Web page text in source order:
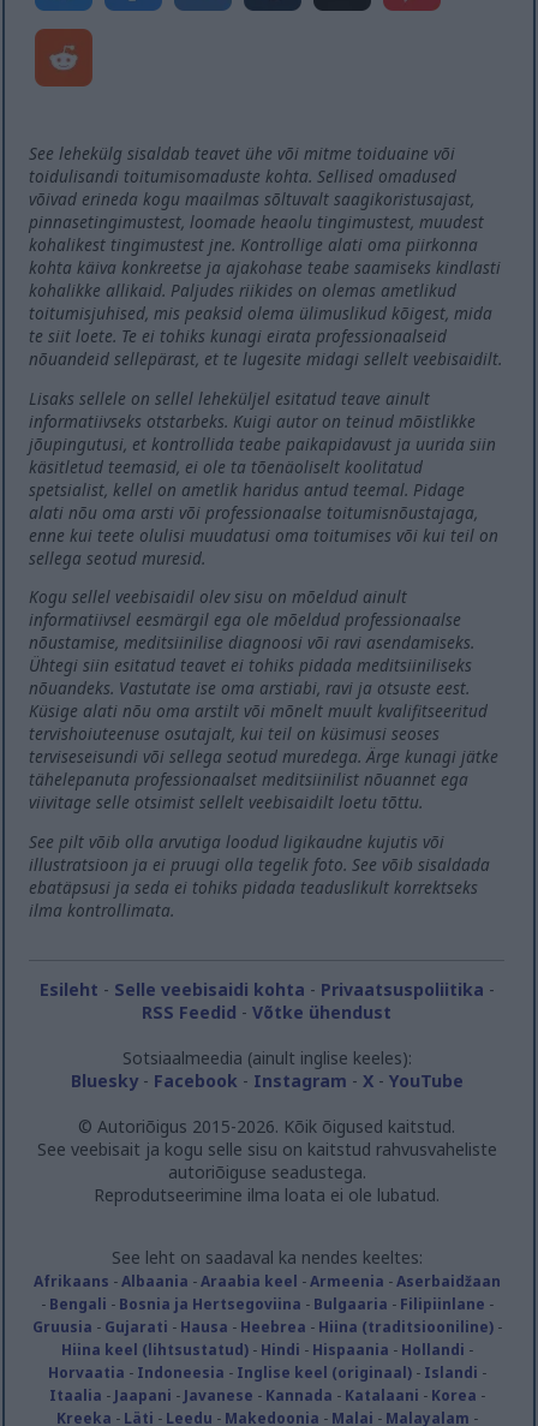
See lehekülg sisaldab teavet ühe või mitme toiduaine või
toidulisandi toitumisomaduste kohta. Sellised omadused
võivad erineda kogu maailmas sõltuvalt saagikoristusajast,
pinnasetingimustest, loomade heaolu tingimustest, muudest
kohalikest tingimustest jne. Kontrollige alati oma piirkonna
kohta käiva konkreetse ja ajakohase teabe saamiseks kindlasti
kohalikke allikaid. Paljudes riikides on olemas ametlikud
toitumisjuhised, mis peaksid olema ülimuslikud kõigest, mida
te siit loete. Te ei tohiks kunagi eirata professionaalseid
nõuandeid sellepärast, et te lugesite midagi sellelt veebisaidilt.
Lisaks sellele on sellel leheküljel esitatud teave ainult
informatiivseks otstarbeks. Kuigi autor on teinud mõistlikke
jõupingutusi, et kontrollida teabe paikapidavust ja uurida siin
käsitletud teemasid, ei ole ta tõenäoliselt koolitatud
spetsialist, kellel on ametlik haridus antud teemal. Pidage
alati nõu oma arsti või professionaalse toitumisnõustajaga,
enne kui teete olulisi muudatusi oma toitumises või kui teil on
sellega seotud muresid.
Kogu sellel veebisaidil olev sisu on mõeldud ainult
informatiivsel eesmärgil ega ole mõeldud professionaalse
nõustamise, meditsiinilise diagnoosi või ravi asendamiseks.
Ühtegi siin esitatud teavet ei tohiks pidada meditsiiniliseks
nõuandeks. Vastutate ise oma arstiabi, ravi ja otsuste eest.
Küsige alati nõu oma arstilt või mõnelt muult kvalifitseeritud
tervishoiuteenuse osutajalt, kui teil on küsimusi seoses
terviseseisundi või sellega seotud muredega. Ärge kunagi jätke
tähelepanuta professionaalset meditsiinilist nõuannet ega
viivitage selle otsimist sellelt veebisaidilt loetu tõttu.
See pilt võib olla arvutiga loodud ligikaudne kujutis või
illustratsioon ja ei pruugi olla tegelik foto. See võib sisaldada
ebatäpsusi ja seda ei tohiks pidada teaduslikult korrektseks
ilma kontrollimata.
Esileht - Selle veebisaidi kohta - Privaatsuspoliitika -
RSS Feedid -Võtke ühendust
Sotsiaalmeedia (ainult inglise keeles):
Bluesky- Facebook - Instagram - X- YouTube
© Autoriõigus 2015-2026. Kõik õigused kaitstud.
See veebisait ja kogu selle sisu on kaitstud rahvusvaheliste
autoriõiguse seadustega.
Reprodutseerimine ilma loata ei ole lubatud.
See leht on saadaval ka nendes keeltes:
Afrikaans -Albaania -Araabia keel -Armeenia -Aserbaidžaan
- Bengali - Bosnia ja Hertsegoviina - Bulgaaria - Filipiinlane -
Gruusia - Gujarati - Hausa - Heebrea - Hiina (traditsiooniline)-
Hiina keel (lihtsustatud)- Hindi - Hispaania - Hollandi -
Horvaatia - Indoneesia - Inglise keel (originaal)- Islandi -
Itaalia - Jaapani - Javanese - Kannada - Katalaani - Korea -
Kreeka - Läti - Leedu - Makedoonia - Malai - Malayalam -